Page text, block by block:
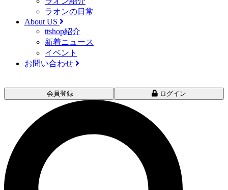
ラオンの日常
About US
ttshop紹介
新着ニュース
イベント
お問い合わせ
会員登録 ログイン